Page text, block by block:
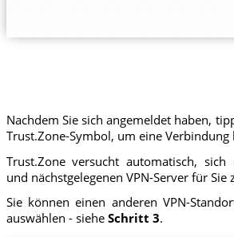
Nachdem Sie sich angemeldet haben,
Trust.Zone-Symbol, um eine Verbindung
Trust.Zone versucht automatisch,
und nächstgelegenen VPN-Server für Sie
Sie können einen anderen VPN-
auswählen - siehe Schritt 3.